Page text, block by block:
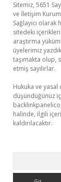
Sitemiz, 5651
ve İletişim
Sağlayıcı
sitedeki
araştırma
üyelerimiz
taşımakta olup,
etmiş sayılırlar.
Hukuka ve yasal
düşündüğünüz
halinde, ilgili
kaldırılacaktır.